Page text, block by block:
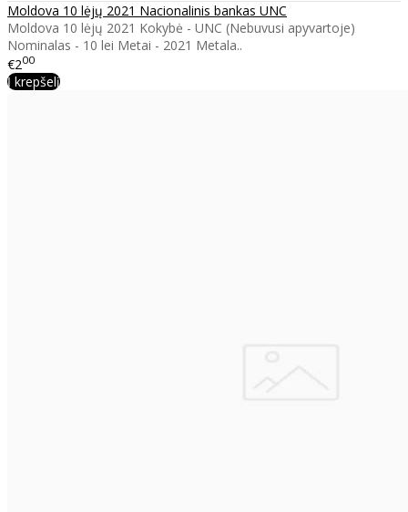
Moldova 10 lėjų 2021 Nacionalinis bankas UNC
Moldova 10 lėjų 2021 Kokybė - UNC (Nebuvusi apyvartoje)
Nominalas - 10 lei Metai - 2021 Metala..
€200
Į krepšelį